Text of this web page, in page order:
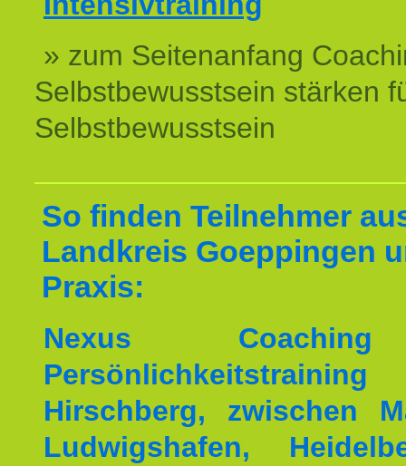
» zum Seitenanfang
Selbstbewusstsein stärken
Selbstbewusstsein
So finden Teilnehmer
Landkreis Goeppingen
Praxis:
Nexus
Hirschberg, zwischen
Ludwigshafen,